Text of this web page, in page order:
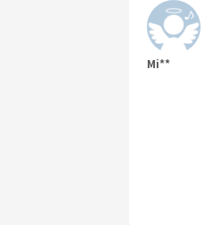
Mi**